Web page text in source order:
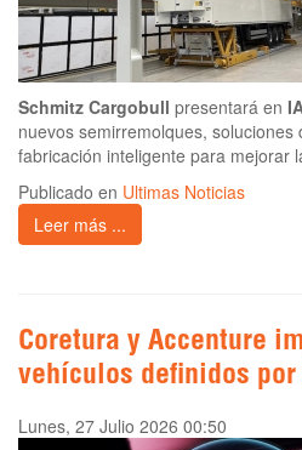
Schmitz Cargobull presentará en
nuevos semirremolques, soluciones
fabricación inteligente para mejorar
Publicado en Ultimas Noticias
Leer más ...
Coretura y Accenture
vehículos definidos
Lunes, 27 Julio 2026 00:50